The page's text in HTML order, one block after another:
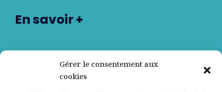
Gérer le consentement aux
cookies
En savoir +
Nos partenaires